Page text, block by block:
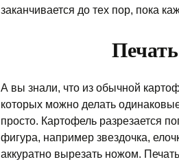
заканчивается до тех пор, пока
А вы знали, что из обычной
которых можно делать
просто. Картофель разрезается
фигура, например звездочка,
аккуратно вырезать ножом.